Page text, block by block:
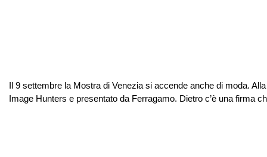
Il 9 settembre la Mostra di Venezia si accende anche di moda.
Image Hunters e presentato da Ferragamo. Dietro c’è una firma